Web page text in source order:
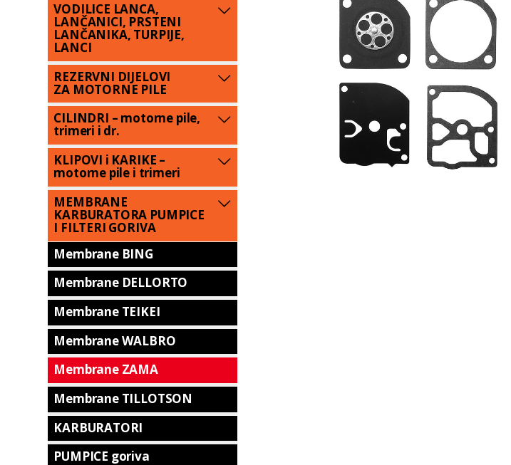
VODILICE LANCA,
LANČANICI, PRSTENI
LANČANIKA, TURPIJE,
LANCI
REZERVNI DIJELOVI
ZA MOTORNE PILE
CILINDRI – motorne pile,
trimeri i dr.
KLIPOVI i KARIKE –
motorne pile i trimeri
MEMBRANE
KARBURATORA PUMPICE
I FILTERI GORIVA
Membrane BING
Membrane DELLORTO
Membrane TEIKEI
Membrane WALBRO
Membrane ZAMA
Membrane TILLOTSON
KARBURATORI
PUMPICE goriva